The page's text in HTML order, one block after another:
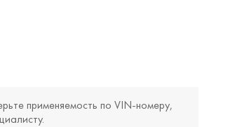
применяемость по VIN‑номеру,